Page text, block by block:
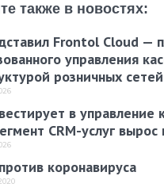
также в новостях:
Frontol Cloud —
управления
розничных сетей
в управление
CRM-услуг вырос
коронавируса